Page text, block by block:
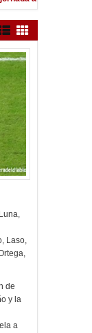
,
, Laso,
,
de
y la
a